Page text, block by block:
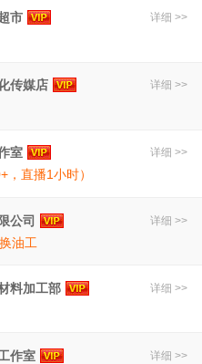
详细 >>
市
详细 >>
传媒店
详细 >>
室
直播1小时）
详细 >>
公司
换油工
详细 >>
料加工部
详细 >>
作室